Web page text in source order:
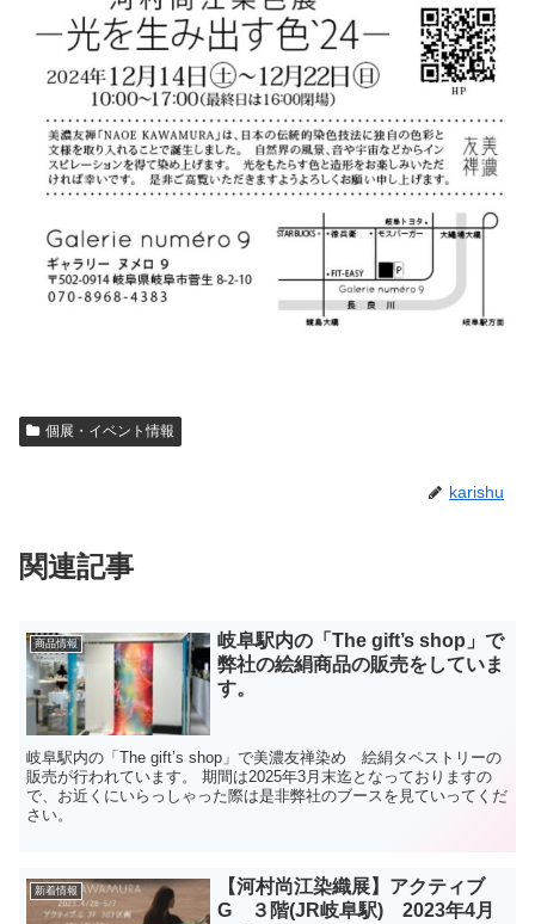
個展・イベント情報
karishu
関連記事
商品情報
岐阜駅内の「The gift’s shop」で
弊社の絵絹商品の販売をしていま
す。
岐阜駅内の「The gift’s shop」で美濃友禅染め 絵絹タペストリーの
販売が行われています。 期間は2025年3月末迄となっておりますの
で、お近くにいらっしゃった際は是非弊社のブースを見ていってくだ
さい。
新着情報
【河村尚江染織展】アクティブ
G ３階(JR岐阜駅) 2023年4月